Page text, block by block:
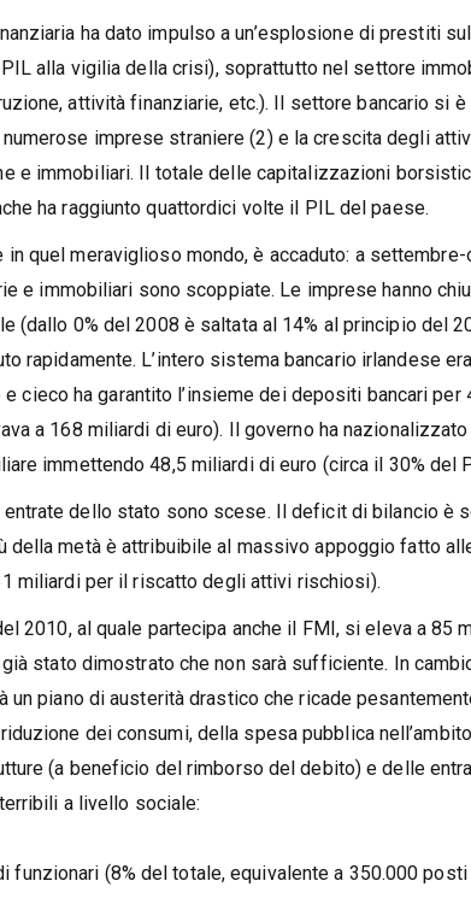
ha dato impulso a un’esplosione di prestiti
alla vigilia della crisi), soprattutto nel settore
attività finanziarie, etc.). Il settore bancario si
imprese straniere (2) e la crescita degli
e immobiliari. Il totale delle capitalizzazioni
ha raggiunto quattordici volte il PIL del paese.
in quel meraviglioso mondo, è accaduto: a
e immobiliari sono scoppiate. Le imprese hanno
(dallo 0% del 2008 è saltata al 14% al principio del
rapidamente. L’intero sistema bancario irlandese
cieco ha garantito l’insieme dei depositi bancari per
a 168 miliardi di euro). Il governo ha
immettendo 48,5 miliardi di euro (circa il 30% del
dello stato sono scese. Il deficit di bilancio è
della metà è attribuibile al massivo appoggio fatto
miliardi per il riscatto degli attivi rischiosi).
2010, al quale partecipa anche il FMI, si eleva a 85
stato dimostrato che non sarà sufficiente. In
un piano di austerità drastico che ricade
dei consumi, della spesa pubblica
(a beneficio del rimborso del debito) e delle
a livello sociale:
(8% del totale, equivalente a 350.000